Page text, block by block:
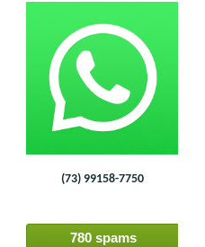
(73) 99158-7750
780 spams